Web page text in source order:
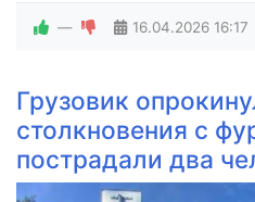
— 16.04.2026 16:17
Грузовик
столкновения с
пострадали два